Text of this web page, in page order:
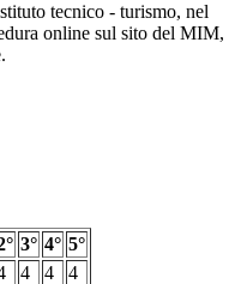
tecnico - turismo, nel
online sul sito del MIM,
3° 4° 5°
4 4
4